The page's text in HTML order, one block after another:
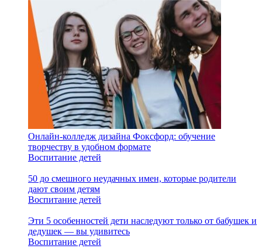
Онлайн-колледж дизайна Фоксфорд: обучение
творчеству в удобном формате
Воспитание детей
50 до смешного неудачных имен, которые родители
дают своим детям
Воспитание детей
Эти 5 особенностей дети наследуют только от бабушек и
дедушек — вы удивитесь
Воспитание детей